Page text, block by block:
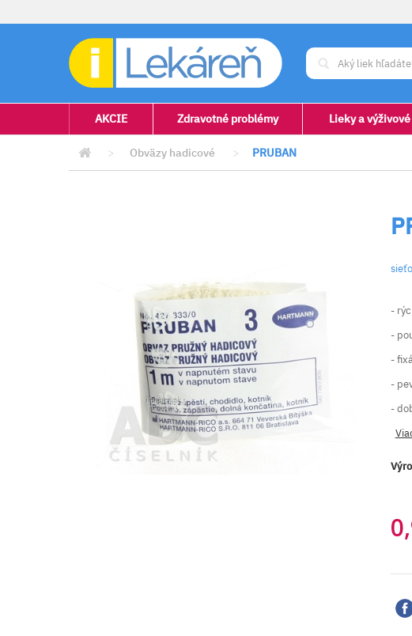
AKCIE Zdravotné problémy Lieky a
> Obväzy hadicové > PRUBAN
-
-
-
-
-